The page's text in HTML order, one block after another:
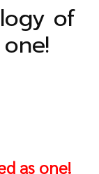
of
as one!